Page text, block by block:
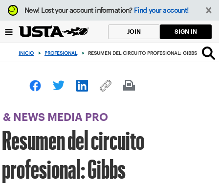
Enfoque
desde
botón
volver
principio
New!Lost your account information? Find your account!
JOIN SIGN IN
INICIO > PROFESIONAL > RESUMEN DEL CIRCUITO PROFESIONAL: GIBBS
& NEWS MEDIA PRO
Resumen del circuito
profesional: Gibbs